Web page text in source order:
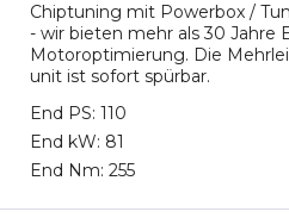
Chiptuning mit Powerbox /
- wir bieten mehr als 30 Jahre
Motoroptimierung. Die
unit ist sofort spürbar.
End PS: 110
End kW: 81
End Nm: 255